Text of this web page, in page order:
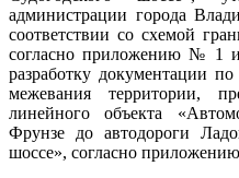
администрации города
соответствии со схемой
согласно приложению № 1 и
разработку документации
межевания территории,
линейного объекта
Фрунзе до автодороги
шоссе», согласно